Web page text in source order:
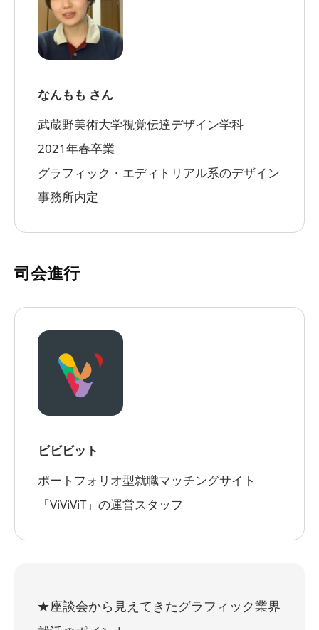
なんもも さん
武蔵野美術大学視覚伝達デザイン学科
2021年春卒業
グラフィック・エディトリアル系のデザイン
事務所内定
司会進行
ビビビット
ポートフォリオ型就職マッチングサイト
「ViViViT」の運営スタッフ
★座談会から見えてきたグラフィック業界